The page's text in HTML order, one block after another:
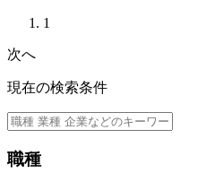
1
次へ
現在の検索条件
職種